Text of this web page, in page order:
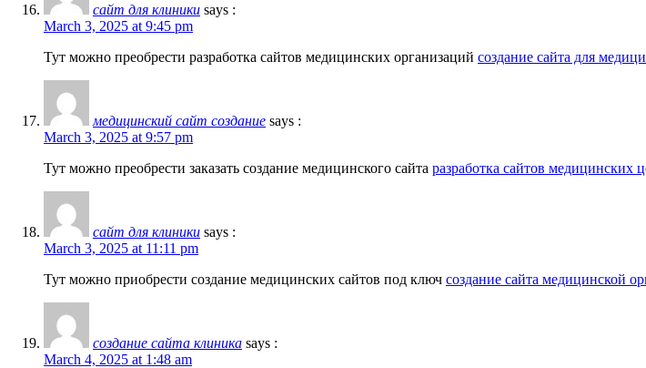
сайт для клиники says :
March 3, 2025 at 9:45 pm
Тут можно преобрести разработка сайтов медицинских организаций создание сайта для
медицинский сайт создание says :
March 3, 2025 at 9:57 pm
Тут можно преобрести заказать создание медицинского сайта разработка сайтов медицинских
сайт для клиники says :
March 3, 2025 at 11:11 pm
Тут можно приобрести создание медицинских сайтов под ключ создание сайта медицинской
создание сайта клиника says :
March 4, 2025 at 1:48 am